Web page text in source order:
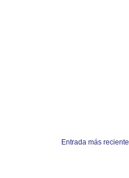
Entrada más reciente